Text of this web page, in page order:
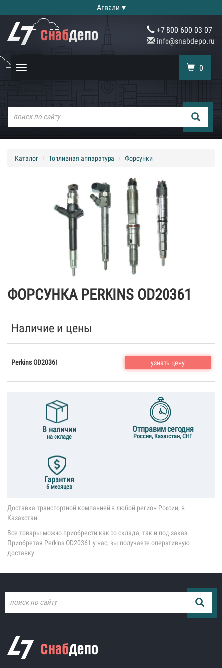
Агвали ▾
+7 800 600 03 07
info@snabdepo.ru
Toggle
0
Каталог Топливная аппаратура Форсунки
ФОРСУНКА PERKINS OD20361
Наличие и цены
Perkins OD20361 узнать цену
В наличии
на складе
Отправим сегодня
Россия, Казахстан, СНГ
Гарантия
6 месяцев
Доставка транспортной компанией в любой регион России, в
Казахстан.
Все товары можно приобрести как со склада, так и под заказ.
Приобретая Perkins OD20361 у нас, вы получаете оперативную
доставку.